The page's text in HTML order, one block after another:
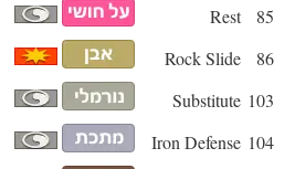
85
Rest
86
Rock Slide
103
Substitute
104
Iron Defense